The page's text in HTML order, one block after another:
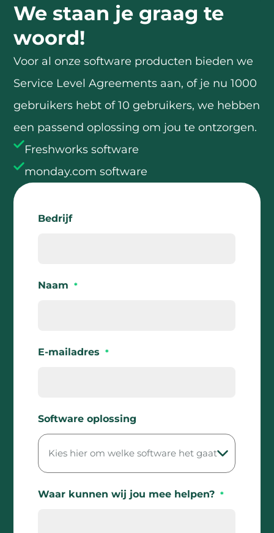
We staan je graag te
woord!
Voor al onze software producten bieden we
Service Level Agreements aan, of je nu 1000
gebruikers hebt of 10 gebruikers, we hebben
een passend oplossing om jou te ontzorgen.
Freshworks software
monday.com software
Bedrijf
Naam *
E-mailadres *
Software oplossing
Waar kunnen wij jou mee helpen? *